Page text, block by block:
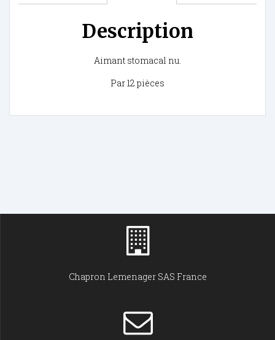
Description
Aimant stomacal nu.
Par 12 pièces
Chapron Lemenager SAS France